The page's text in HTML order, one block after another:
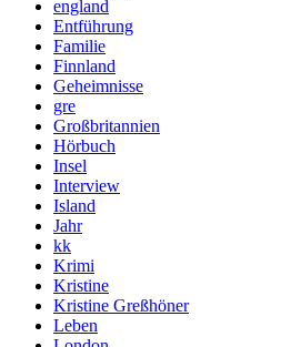
england
Entführung
Familie
Finnland
Geheimnisse
gre
Großbritannien
Hörbuch
Insel
Interview
Island
Jahr
kk
Krimi
Kristine
Kristine Greßhöner
Leben